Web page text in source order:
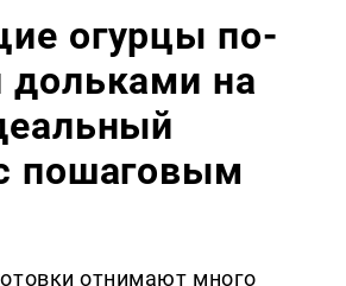
огурцы по-
дольками на
пошаговым
отнимают много